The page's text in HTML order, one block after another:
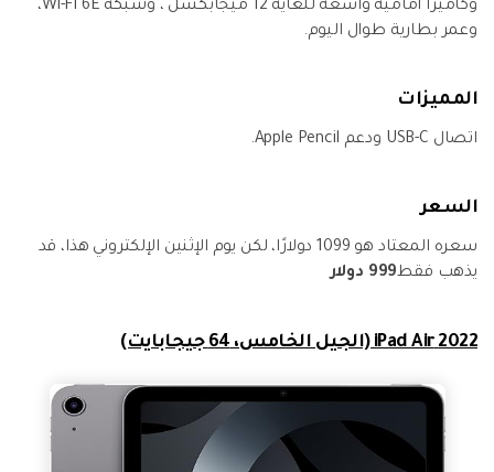
وكاميرا أمامية واسعه للغاية 12 ميجابكسل ، وشبكة Wi-Fi 6E،
وعمر بطارية طوال اليوم.
المميزات
اتصال USB-C ودعم Apple Pencil.
السعر
سعره المعتاد هو 1099 دولارًا، لكن يوم الإثنين الإلكتروني هذا، قد
يذهب فقط999 دولار
2022 iPad Air (الجيل الخامس، 64 جيجابايت)